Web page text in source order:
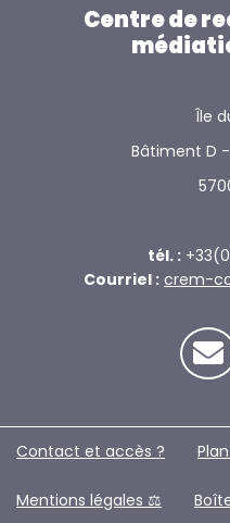
réception
Centre de
Île
Bâtiment D -
tél. :
Courriel : crem-
Contact et accès ?
Mentions légales ⚖️